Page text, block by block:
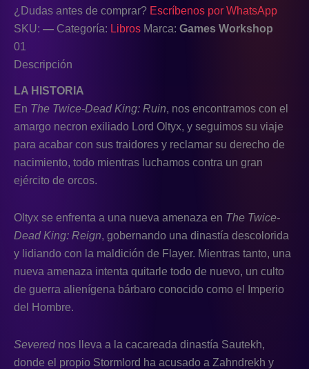
¿Dudas antes de comprar? Escríbenos por WhatsApp
SKU: — Categoría: Libros Marca: Games Workshop
01
Descripción
LA HISTORIA
En The Twice-Dead King: Ruin, nos encontramos con el
amargo necron exiliado Lord Oltyx, y seguimos su viaje
para acabar con sus traidores y reclamar su derecho de
nacimiento, todo mientras luchamos contra un gran
ejército de orcos.
Oltyx se enfrenta a una nueva amenaza en The Twice-
Dead King: Reign, gobernando una dinastía descolorida
y lidiando con la maldición de Flayer. Mientras tanto, una
nueva amenaza intenta quitarle todo de nuevo, un culto
de guerra alienígena bárbaro conocido como el Imperio
del Hombre.
Severed nos lleva a la cacareada dinastía Sautekh,
donde el propio Stormlord ha acusado a Zahndrekh y